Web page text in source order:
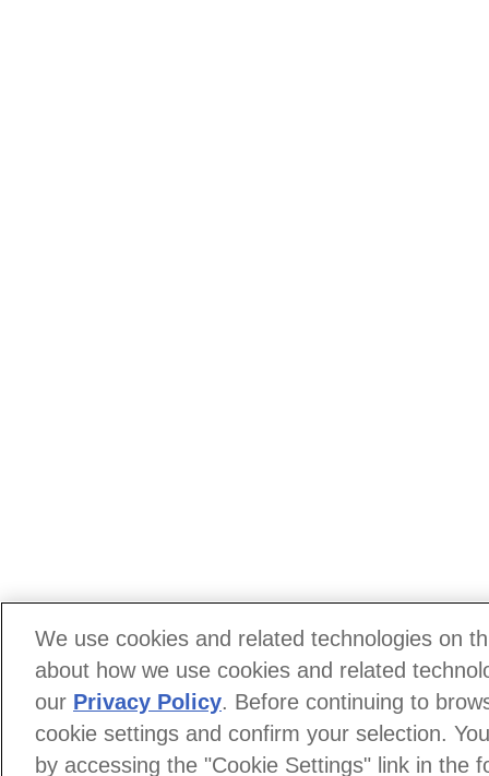
We use cookies and related technologies on
about how we use cookies and related
our Privacy Policy. Before continuing to
cookie settings and confirm your selection.
by accessing the "Cookie Settings" link in the